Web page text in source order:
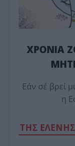
ΧΡΟΝΙΑ
Εάν σέ βρεί
η
TΗΣ